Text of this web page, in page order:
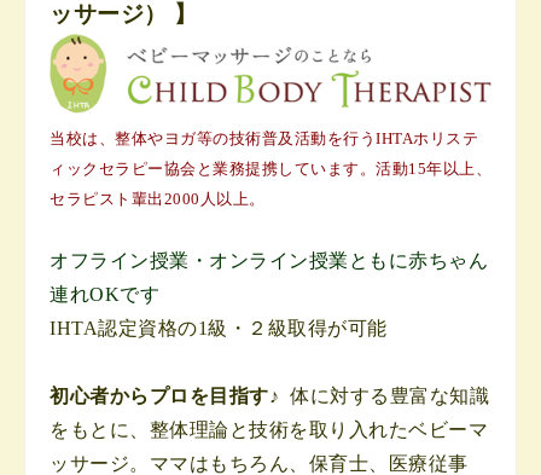
ッサージ） 】
当校は、整体やヨガ等の技術普及活動を行うIHTAホリステ
ィックセラピー協会と業務提携しています。活動15年以上、
セラピスト輩出2000人以上。
オフライン授業・オンライン授業ともに赤ちゃん
連れOKです
IHTA認定資格の1級・２級取得が可能
初心者からプロを目指す♪ 体に対する豊富な知識
をもとに、整体理論と技術を取り入れたベビーマ
ッサージ。 ママはもちろん、保育士、医療従事